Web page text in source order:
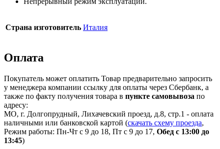
Страна изготовитель Италия
Оплата
Покупатель может оплатить Товар предварительно запросить
у менеджера компании ссылку для оплаты через Сбербанк, а
также по факту получения товара в пункте самовывоза по
адресу:
МО, г. Долгопрудный, Лихачевский проезд, д.8, стр.1 - оплата
наличными или банковской картой (скачать схему проезда,
Режим работы: Пн-Чт с 9 до 18, Пт с 9 до 17, Обед с 13:00 до
13:45)